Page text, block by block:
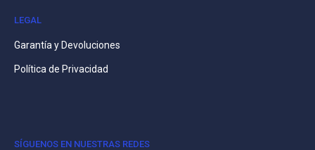
LEGAL
Garantía y Devoluciones
Política de Privacidad
SÍGUENOS EN NUESTRAS REDES